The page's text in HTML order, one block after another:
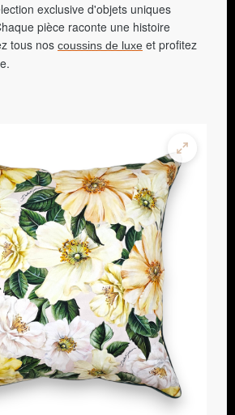
exclusive d'objets uniques
pièce raconte une histoire
tous nos coussins de luxe et profitez